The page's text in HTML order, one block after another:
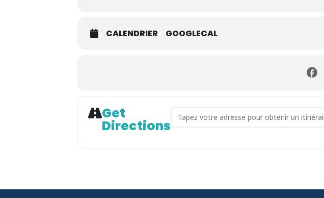
CALENDRIER GOOGLECAL
Get
Directions
Address - Atelier Musicothérapie []